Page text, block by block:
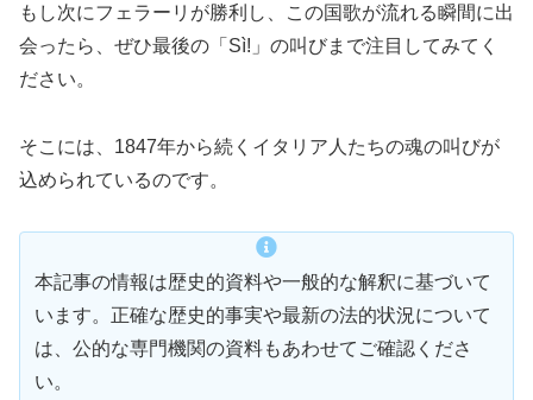
もし次にフェラーリが勝利し、この国歌が流れる瞬間に出
会ったら、ぜひ最後の「Sì!」の叫びまで注目してみてく
ださい。
そこには、1847年から続くイタリア人たちの魂の叫びが
込められているのです。
本記事の情報は歴史的資料や一般的な解釈に基づいて
います。正確な歴史的事実や最新の法的状況について
は、公的な専門機関の資料もあわせてご確認くださ
い。